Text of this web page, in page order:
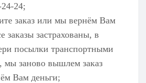
24;
заказ или мы вернём Вам
заказы застрахованы, в
посылки транспортными
мы заново вышлем заказ
Вам деньги;